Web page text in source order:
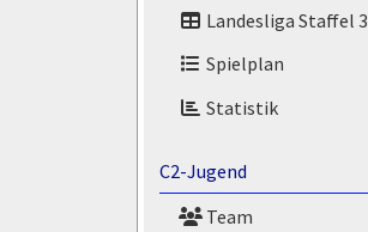
Landesliga Staffel 3
Spielplan
Statistik
C2-Jugend
Team